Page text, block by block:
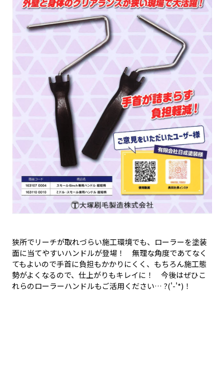
狭所でリーチが取れづらい施工環境でも、ローラーを塗装
面に当てやすいハンドルが登場！ 無理な角度であてなく
てもよいので手首に負担もかかりにくく、もちろん施工態
勢がよくなるので、仕上がりもキレイに！ 今後はぜひこ
れらのローラーハンドルもご活用ください… ?('-'*)！